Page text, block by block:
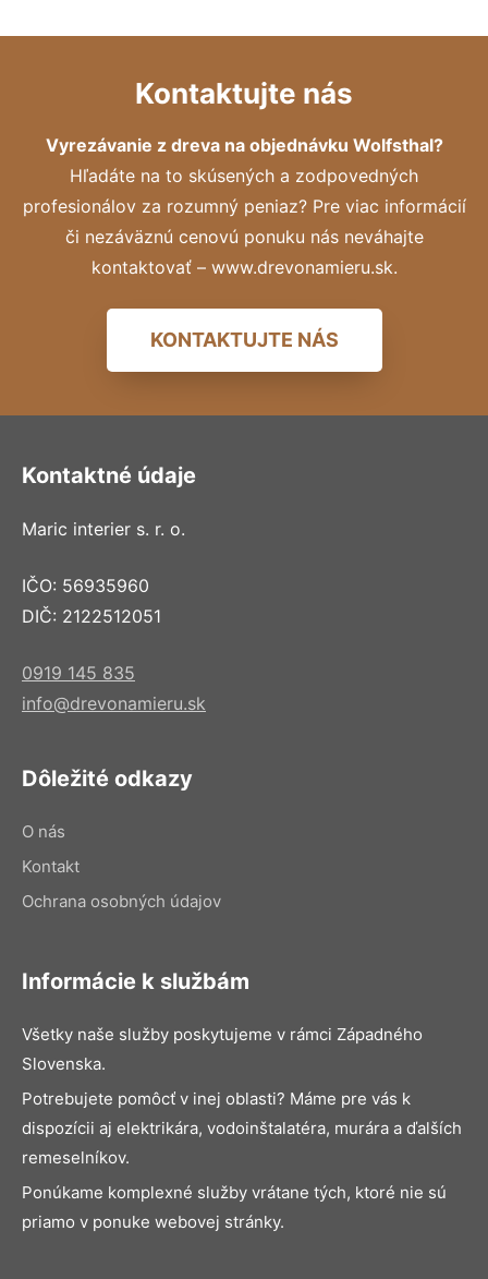
Kontaktujte nás
Vyrezávanie z dreva na objednávku Wolfsthal?
Hľadáte na to skúsených a zodpovedných
profesionálov za rozumný peniaz? Pre viac informácií
či nezáväznú cenovú ponuku nás neváhajte
kontaktovať – www.drevonamieru.sk.
KONTAKTUJTE NÁS
Kontaktné údaje
Maric interier s. r. o.
IČO: 56935960
DIČ: 2122512051
0919 145 835
info@drevonamieru.sk
Dôležité odkazy
O nás
Kontakt
Ochrana osobných údajov
Informácie k službám
Všetky naše služby poskytujeme v rámci Západného
Slovenska.
Potrebujete pomôcť v inej oblasti? Máme pre vás k
dispozícii aj elektrikára, vodoinštalatéra, murára a ďalších
remeselníkov.
Ponúkame komplexné služby vrátane tých, ktoré nie sú
priamo v ponuke webovej stránky.